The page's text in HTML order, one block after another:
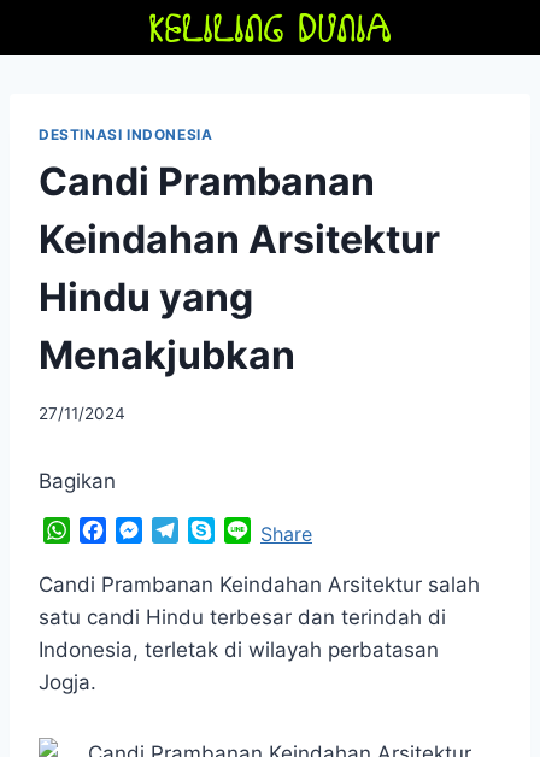
DESTINASI INDONESIA
Candi Prambanan
Keindahan Arsitektur
Hindu yang
Menakjubkan
By
27/11/2024
Bagikan
W
a
t
A
p
c
e
b
o
M
s
s
e
n
r
l
e
r
y
p
n
e
Share
Candi Prambanan Keindahan Arsitektur salah
satu candi Hindu terbesar dan terindah di
Indonesia, terletak di wilayah perbatasan
Jogja.